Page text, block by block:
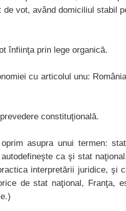
vot, având domiciliul stabil
înfiinţa prin lege organică.
cu articolul unu:
constituţională.
asupra unui termen:
ca şi stat
interpretării juridice, şi
de stat naţional, Franţa,